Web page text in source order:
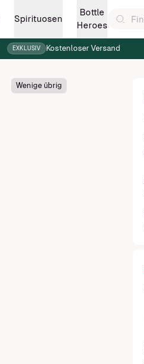
Spirituosen
Bottle
Heroes
EXKLUSIV Kostenloser Versand
Wenige übrig